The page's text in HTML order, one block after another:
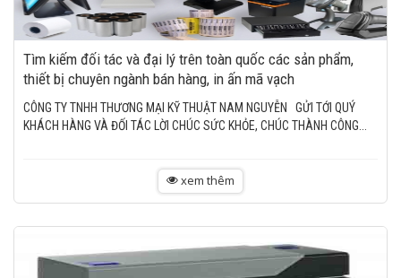
Tìm kiếm đối tác và đại lý trên toàn quốc các sản phẩm,
thiết bị chuyên ngành bán hàng, in ấn mã vạch
CÔNG TY TNHH THƯƠNG MẠI KỸ THUẬT NAM NGUYỄN GỬI TỚI QUÝ
KHÁCH HÀNG VÀ ĐỐI TÁC LỜI CHÚC SỨC KHỎE, CHÚC THÀNH CÔNG...
xem thêm